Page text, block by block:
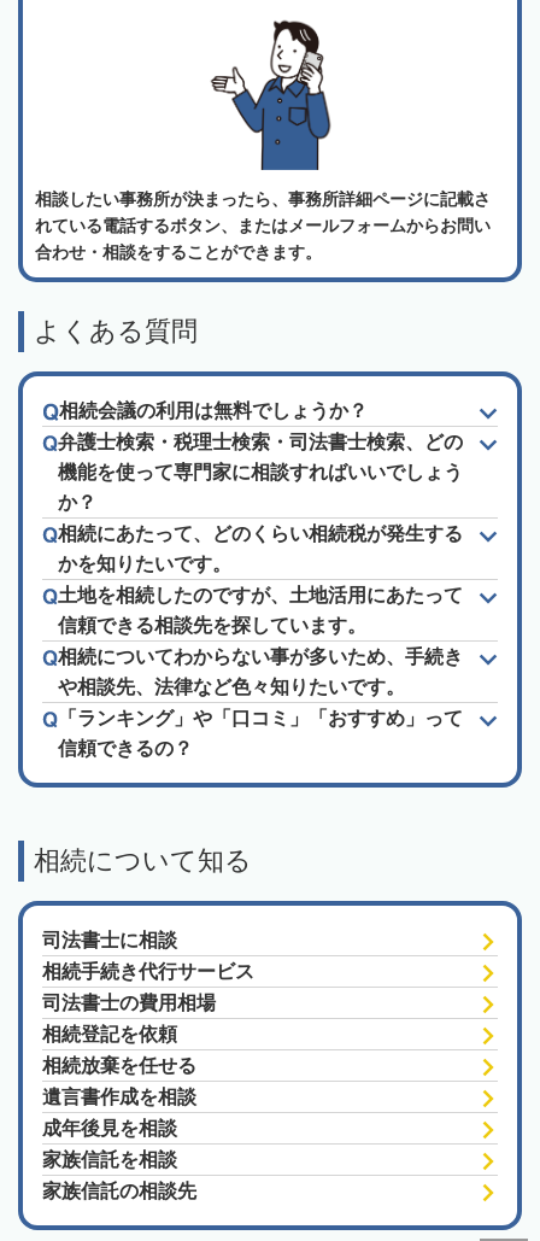
相談したい事務所が決まったら、事務所詳細ページに記載さ
れている電話するボタン、またはメールフォームからお問い
合わせ・相談をすることができます。
よくある質問
相続会議の利用は無料でしょうか？
弁護士検索・税理士検索・司法書士検索、どの
機能を使って専門家に相談すればいいでしょう
か？
相続にあたって、どのくらい相続税が発生する
かを知りたいです。
土地を相続したのですが、土地活用にあたって
信頼できる相談先を探しています。
相続についてわからない事が多いため、手続き
や相談先、法律など色々知りたいです。
「ランキング」や「口コミ」「おすすめ」って
信頼できるの？
相続について知る
司法書士に相談
相続手続き代行サービス
司法書士の費用相場
相続登記を依頼
相続放棄を任せる
遺言書作成を相談
成年後見を相談
家族信託を相談
家族信託の相談先